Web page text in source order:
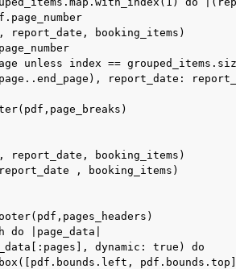
report_date, booking_items)
unless index ==
report_date:
report_date, booking_items)
, booking_items)
do |page_data|
dynamic: true) do